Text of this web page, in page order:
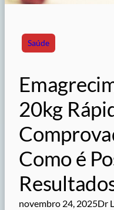
Saúde
20kg
Como é
novembro 24, 2025Dr